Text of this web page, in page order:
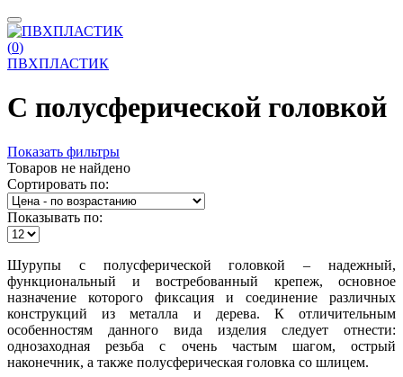
(0)
ПВХПЛАСТИК
С полусферической головкой
Показать фильтры
Товаров не найдено
Сортировать по:
Показывать по:
Шурупы с полусферической головкой – надежный,
функциональный и востребованный крепеж, основное
назначение которого фиксация и соединение различных
конструкций из металла и дерева. К отличительным
особенностям данного вида изделия следует отнести:
однозаходная резьба с очень частым шагом, острый
наконечник, а также полусферическая головка со шлицем.